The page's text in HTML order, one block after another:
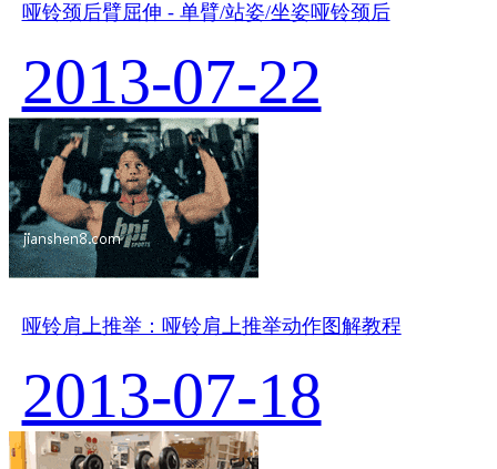
哑铃颈后臂屈伸 - 单臂/站姿/坐姿哑铃颈后
2013-07-22
哑铃肩上推举：哑铃肩上推举动作图解教程
2013-07-18